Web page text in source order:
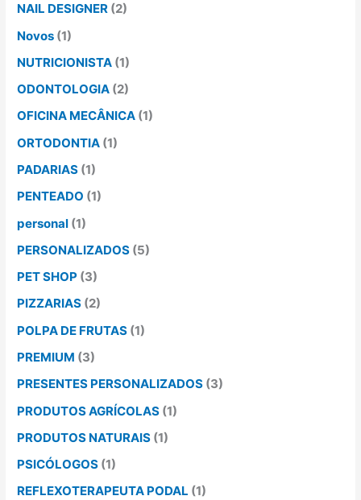
NAIL DESIGNER (2)
Novos (1)
NUTRICIONISTA (1)
ODONTOLOGIA (2)
OFICINA MECÂNICA (1)
ORTODONTIA (1)
PADARIAS (1)
PENTEADO (1)
personal (1)
PERSONALIZADOS (5)
PET SHOP (3)
PIZZARIAS (2)
POLPA DE FRUTAS (1)
PREMIUM (3)
PRESENTES PERSONALIZADOS (3)
PRODUTOS AGRÍCOLAS (1)
PRODUTOS NATURAIS (1)
PSICÓLOGOS (1)
REFLEXOTERAPEUTA PODAL (1)